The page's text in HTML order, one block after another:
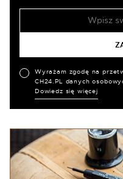
Wyrażam zgodę na
CH24.PL danych
Dowiedz się więcej